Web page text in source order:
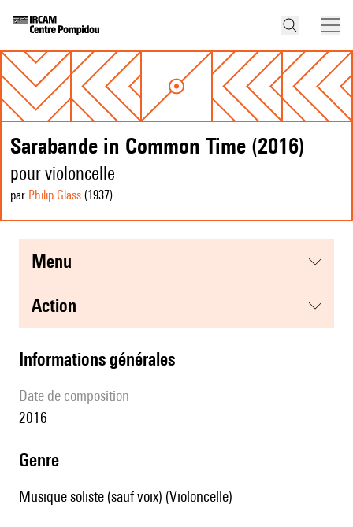
Sarabande in Common Time (2016)
pour violoncelle
par Philip Glass (1937)
menu
action
informations générales
date de composition
2016
genre
Musique soliste (sauf voix) (Violoncelle)